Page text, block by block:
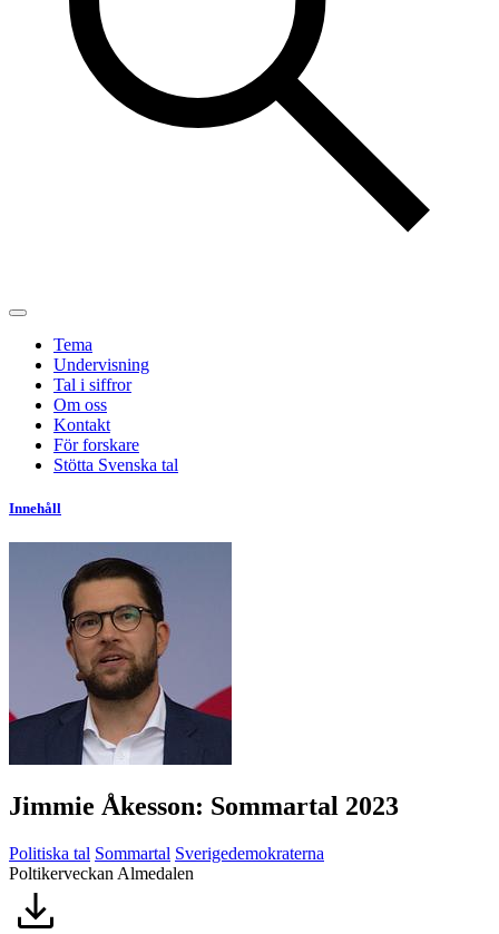
Tema
Undervisning
Tal i siffror
Om oss
Kontakt
För forskare
Stötta Svenska tal
Innehåll
Jimmie Åkesson: Sommartal 2023
Politiska tal Sommartal Sverigedemokraterna
Poltikerveckan Almedalen